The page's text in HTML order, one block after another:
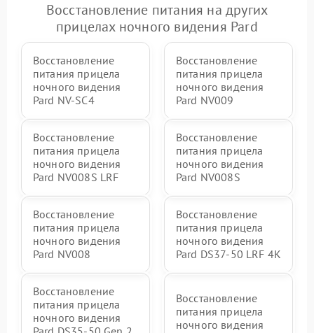
Восстановление питания на других
прицелах ночного видения Pard
Восстановление
питания прицела
ночного видения
Pard NV-SC4
Восстановление
питания прицела
ночного видения
Pard NV009
Восстановление
питания прицела
ночного видения
Pard NV008S LRF
Восстановление
питания прицела
ночного видения
Pard NV008S
Восстановление
питания прицела
ночного видения
Pard NV008
Восстановление
питания прицела
ночного видения
Pard DS37-50 LRF 4K
Восстановление
питания прицела
ночного видения
Восстановление
питания прицела
ночного видения